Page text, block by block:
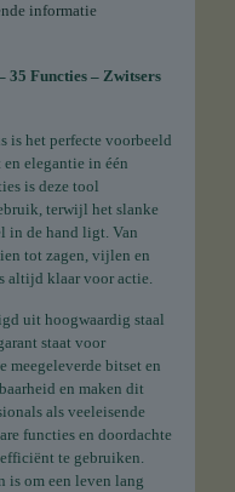
informatie
35 Functies – Zwitsers
is het perfecte voorbeeld
elegantie in één
is deze tool
terwijl het slanke
in de hand ligt. Van
tot zagen, vijlen en
altijd klaar voor actie.
uit hoogwaardig staal
staat voor
meegeleverde bitset en
en maken dit
als veeleisende
functies en doordachte
te gebruiken.
is om een leven lang